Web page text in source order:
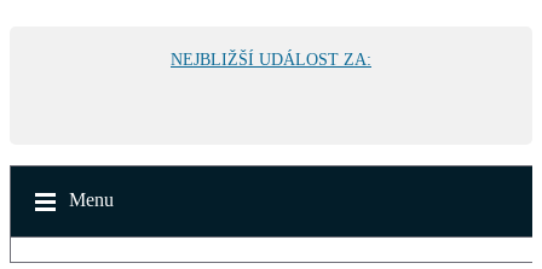
NEJBLIŽŠÍ UDÁLOST ZA:
Menu